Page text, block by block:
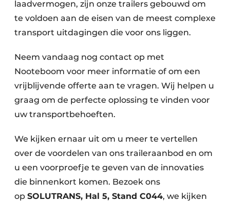
laadvermogen, zijn onze trailers gebouwd om
te voldoen aan de eisen van de meest complexe
transport uitdagingen die voor ons liggen.
Neem vandaag nog contact op met
Nooteboom voor meer informatie of om een
vrijblijvende offerte aan te vragen. Wij helpen u
graag om de perfecte oplossing te vinden voor
uw transportbehoeften.
We kijken ernaar uit om u meer te vertellen
over de voordelen van ons traileraanbod en om
u een voorproefje te geven van de innovaties
die binnenkort komen. Bezoek ons
op SOLUTRANS, Hal 5, Stand C044, we kijken